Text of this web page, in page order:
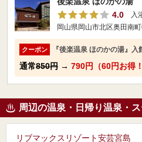
4.0
入
岡山県岡山市北区奥田南
クーポン 『後楽温泉 ほのかの湯』入
通常850円 → 790円（60円お得！
周辺の温泉・日帰り温泉・
リブマックスリゾート安芸宮島